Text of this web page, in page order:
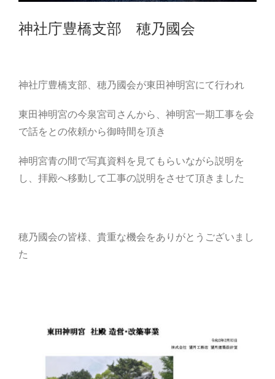
神社庁豊橋支部 穂乃國会
神社庁豊橋支部、穂乃國会が東田神明宮にて行われ
東田神明宮の今泉宮司さんから、神明宮一期工事を会
で話をとの依頼から御時間を頂き
神明宮青の間で写真資料を見てもらいながら説明を
し、拝殿へ移動して工事の説明をさせて頂きました
穂乃國会の皆様、貴重な機会をありがとうございまし
た